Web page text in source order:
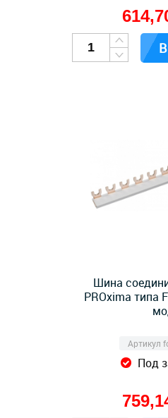
Шина
PROxima типа
Артикул
Под